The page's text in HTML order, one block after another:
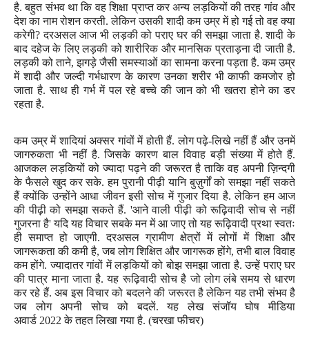
है. बहुत संभव था कि वह शिक्षा प्राप्त कर अन्य लड़कियों की तरह गांव और
देश का नाम रोशन करती. लेकिन उसकी शादी कम उम्र में हो गई तो वह क्या
करेगी?दरअसल आज भी लड़की को पराए घर की समझा जाता है. शादी के
बाद दहेज के लिए लड़की को शारीरिक और मानसिक प्रताड़ना दी जाती है.
लड़की को ताने,झगड़े जैसी समस्याओं का सामना करना पड़ता है. कम उम्र
में शादी और जल्दी गर्भधारण के कारण उनका शरीर भी काफी कमजोर हो
जाता है. साथ ही गर्भ में पल रहे बच्चे की जान को भी खतरा होने का डर
रहता है.
कम उम्र में शादियां अक्सर गांवों में होती हैं. लोग पढ़े-लिखे नहीं हैं और उनमें
जागरुकता भी नहीं है. जिसके कारण बाल विवाह बड़ी संख्या में होते हैं.
आजकल लड़कियों को ज्यादा पढ़ने की जरूरत है ताकि वह अपनी ज़िन्दगी
के फैसले खुद कर सके. हम पुरानी पीढ़ी यानि बुज़ुर्गों को समझा नहीं सकते
हैं क्योंकि उन्होंने आधा जीवन इसी सोच में गुजार दिया है. लेकिन हम आज
की पीढ़ी को समझा सकते हैं. 'आने वाली पीढ़ी को रूढ़िवादी सोच से नहीं
गुजरना है'यदि यह विचार सबके मन में आ जाए तो यह रूढ़िवादी प्रथा स्वतः
ही समाप्त हो जाएगी. दरअसल ग्रामीण क्षेत्रों में लोगों में शिक्षा और
जागरूकता की कमी है,जब लोग शिक्षित और जागरूक होंगे,तभी बाल विवाह
कम होंगे. ज्यादातर गांवों में लड़कियों को बोझ समझा जाता है. उन्हें पराए घर
की पात्र माना जाता है. यह रूढ़िवादी सोच है जो लोग लंबे समय से धारण
कर रहे हैं. अब इस विचार को बदलने की जरूरत है लेकिन यह तभी संभव है
जब लोग अपनी सोच को बदलें. यह लेख संजॉय घोष मीडिया
अवार्ड 2022के तहत लिखा गया है. (चरखा फीचर)